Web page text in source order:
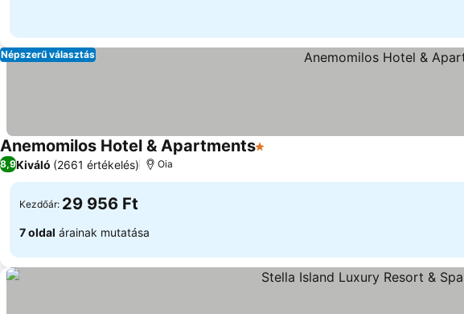
Népszerű választás
Anemomilos Hotel & Apartments1 Kategória
8,9Kiváló (2661 értékelés) Oia
Kezdőár: 29 956 Ft
7 oldal árainak mutatása